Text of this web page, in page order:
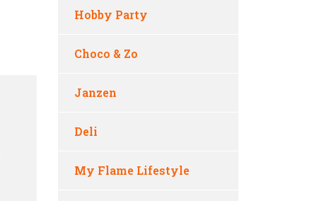
Hobby Party
Choco & Zo
Janzen
Deli
My Flame Lifestyle